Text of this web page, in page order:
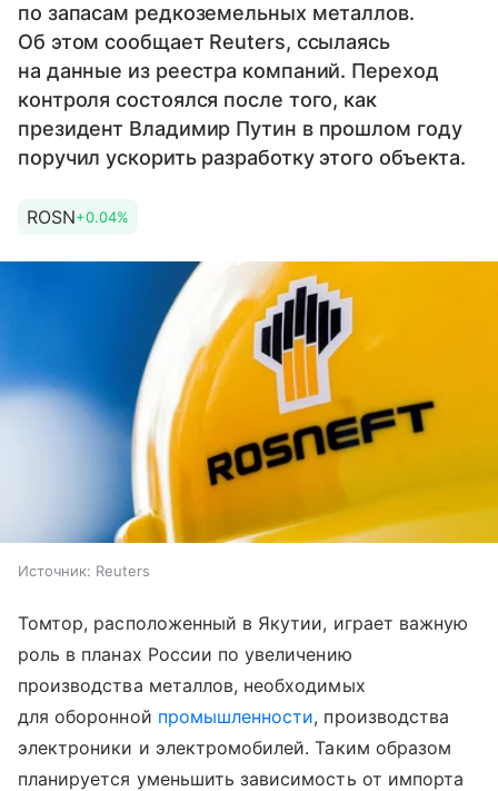
по запасам редкоземельных металлов.
Об этом сообщает Reuters, ссылаясь
на данные из реестра компаний. Переход
контроля состоялся после того, как
президент Владимир Путин в прошлом году
поручил ускорить разработку этого объекта.
ROSN+0.04%
Источник: Reuters
Томтор, расположенный в Якутии, играет важную
роль в планах России по увеличению
производства металлов, необходимых
для оборонной промышленности, производства
электроники и электромобилей. Таким образом
планируется уменьшить зависимость от импорта